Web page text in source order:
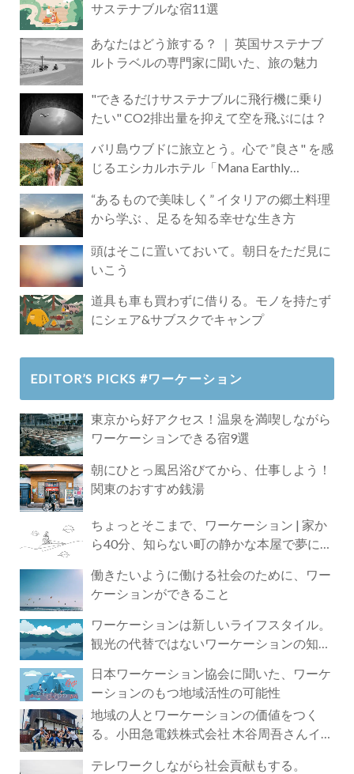
サステナブルな宿11選
あなたはどう旅する？ ｜ 英国サステナブ
ルトラベルの専門家に聞いた、旅の魅力
"できるだけサステナブルに飛行機に乗り
たい" CO2排出量を抑えて空を飛ぶには？
バリ島ウブドに旅立とう。心で ”良さ" を感
じるエシカルホテル「Mana Earthly
“あるもので美味しく” イタリアの郷土料理
から学ぶ 、足るを知る幸せな生き方
頭はそこに置いておいて。朝日をただ見に
いこう
道具も車も買わずに借りる。モノを持たず
にシェア&サブスクでキャンプ
EDITOR’S PICKS #ワーケーション
東京から好アクセス！温泉を満喫しながら
ワーケーションできる宿9選
朝にひとっ風呂浴びてから、仕事しよう！
関東のおすすめ銭湯
ちょっとそこまで、ワーケーション | 家か
ら40分、知らない町の静かな本屋で夢に近
働きたいように働ける社会のために、ワー
ケーションができること
ワーケーションは新しいライフスタイル。
観光の代替ではないワーケーションの知ら
日本ワーケーション協会に聞いた、ワーケ
ーションのもつ地域活性の可能性
地域の人とワーケーションの価値をつく
る。小田急電鉄株式会社 木谷周吾さんイン
テレワークしながら社会貢献もする。